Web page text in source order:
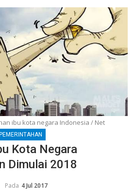
ibu kota negara Indonesia / Net
PEMERINTAHAN
Kota Negara
Dimulai 2018
Pada 4 Jul 2017